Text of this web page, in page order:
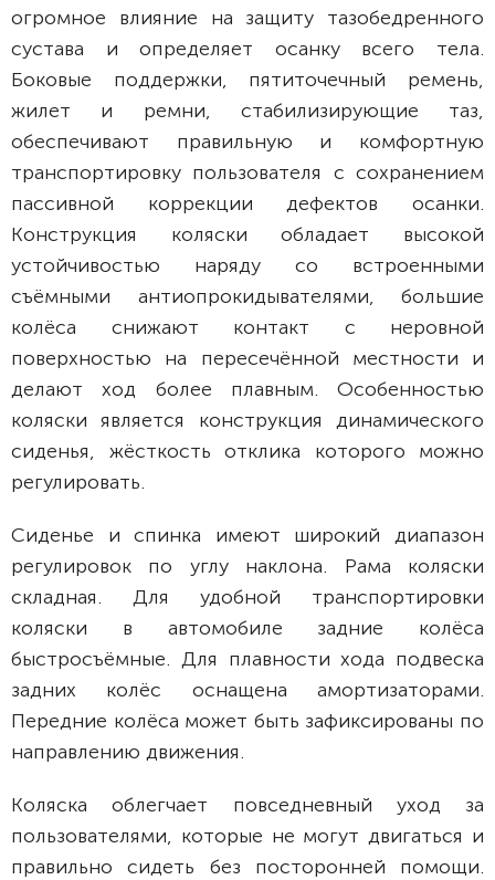
огромное влияние на защиту тазобедренного
сустава и определяет осанку всего тела.
Боковые поддержки, пятиточечный ремень,
жилет и ремни, стабилизирующие таз,
обеспечивают правильную и комфортную
транспортировку пользователя с сохранением
пассивной коррекции дефектов осанки.
Конструкция коляски обладает высокой
устойчивостью наряду со встроенными
съёмными антиопрокидывателями, большие
колёса снижают контакт с неровной
поверхностью на пересечённой местности и
делают ход более плавным. Особенностью
коляски является конструкция динамического
сиденья, жёсткость отклика которого можно
регулировать.
Сиденье и спинка имеют широкий диапазон
регулировок по углу наклона. Рама коляски
складная. Для удобной транспортировки
коляски в автомобиле задние колёса
быстросъёмные. Для плавности хода подвеска
задних колёс оснащена амортизаторами.
Передние колёса может быть зафиксированы по
направлению движения.
Коляска облегчает повседневный уход за
пользователями, которые не могут двигаться и
правильно сидеть без посторонней помощи.